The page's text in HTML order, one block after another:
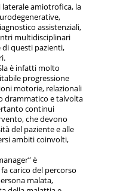
laterale amiotrofica, la
assistenziali,
multidisciplinari
di questi pazienti,
è infatti molto
progressione
motorie, relazionali
drammatico e talvolta
continui
che devono
del paziente e alle
ambiti coinvolti,
è
carico del percorso
malata,